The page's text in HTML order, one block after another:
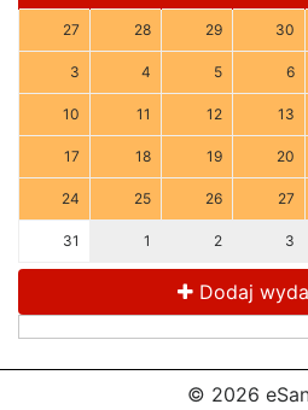
27 28 29 30
3 4 5 6
10 11 12 13
17 18 19 20
24 25 26 27
31 1 2 3
Dodaj
© 2026